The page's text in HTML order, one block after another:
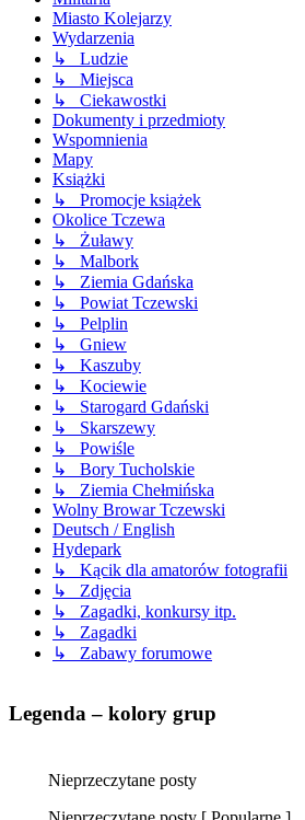
Miasto Kolejarzy
Wydarzenia
↳ Ludzie
↳ Miejsca
↳ Ciekawostki
Dokumenty i przedmioty
Wspomnienia
Mapy
Książki
↳ Promocje książek
Okolice Tczewa
↳ Żuławy
↳ Malbork
↳ Ziemia Gdańska
↳ Powiat Tczewski
↳ Pelplin
↳ Gniew
↳ Kaszuby
↳ Kociewie
↳ Starogard Gdański
↳ Skarszewy
↳ Powiśle
↳ Bory Tucholskie
↳ Ziemia Chełmińska
Wolny Browar Tczewski
Deutsch / English
Hydepark
↳ Kącik dla amatorów fotografii
↳ Zdjęcia
↳ Zagadki, konkursy itp.
↳ Zagadki
↳ Zabawy forumowe
Legenda – kolory grup
Nieprzeczytane
Nieprzeczytane posty